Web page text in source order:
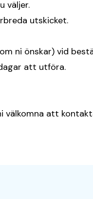
väljer.
utskicket.
ni önskar) vid
att utföra.
välkomna att